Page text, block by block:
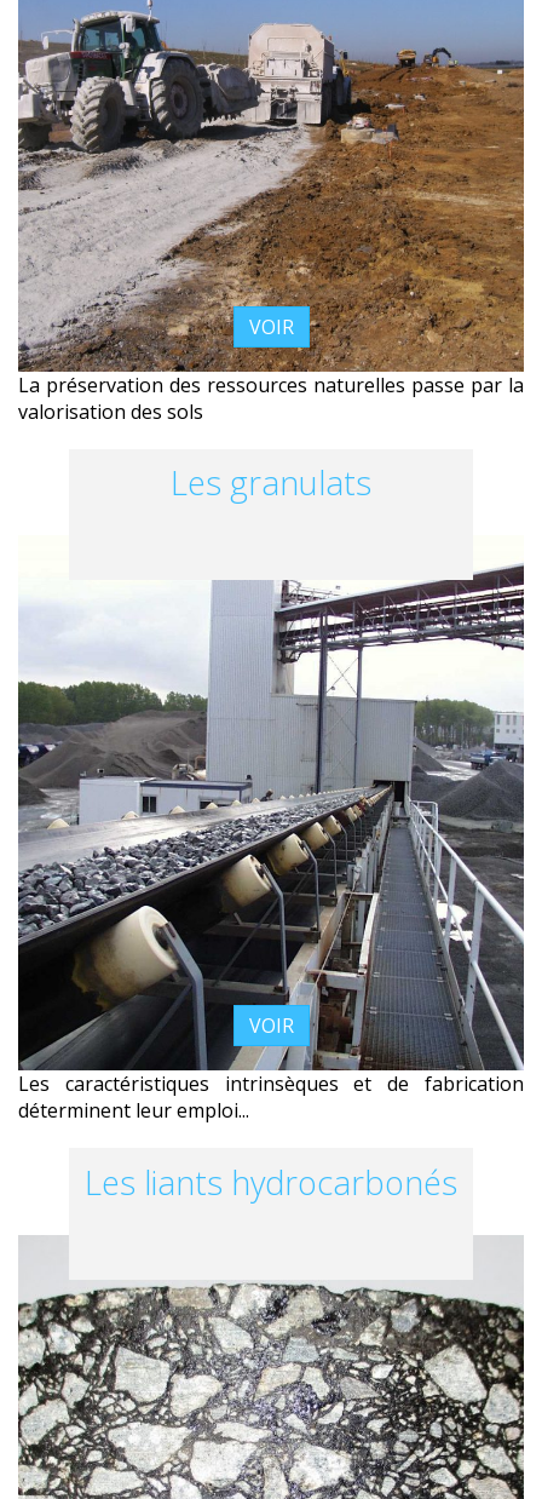
VOIR
La préservation des ressources naturelles passe par la
valorisation des sols
Les granulats
VOIR
Les caractéristiques intrinsèques et de fabrication
déterminent leur emploi...
Les liants hydrocarbonés